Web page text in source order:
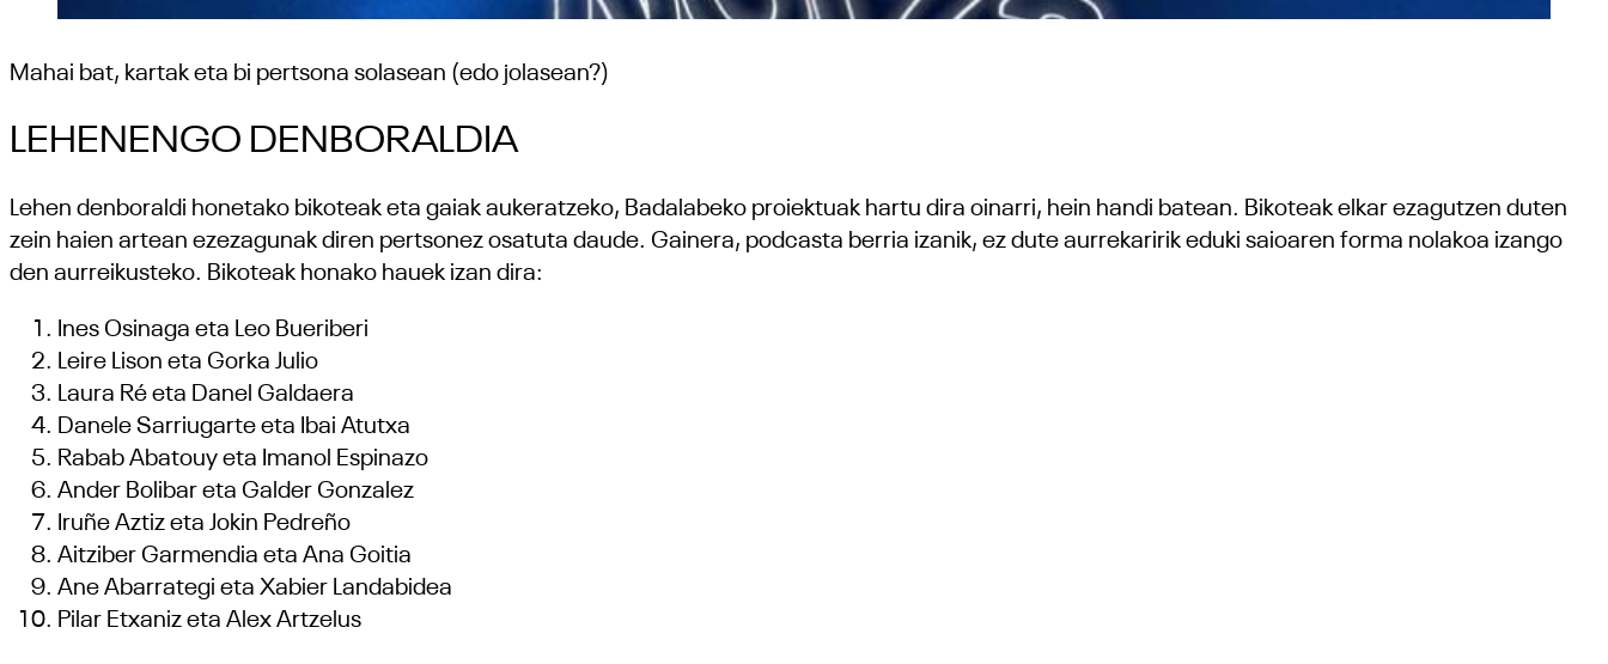
Mahai bat, kartak eta bi pertsona solasean (edo jolasean?)
LEHENENGO DENBORALDIA
Lehen denboraldi honetako bikoteak eta gaiak aukeratzeko, Badalabeko proiektuak hartu dira oinarri, hein handi batean. Bikoteak elkar ezagutzen duten
zein haien artean ezezagunak diren pertsonez osatuta daude. Gainera, podcasta berria izanik, ez dute aurrekaririk eduki saioaren forma nolakoa izango
den aurreikusteko. Bikoteak honako hauek izan dira:
Ines Osinaga eta Leo Bueriberi
Leire Lison eta Gorka Julio
Laura Ré eta Danel Galdaera
Danele Sarriugarte eta Ibai Atutxa
Rabab Abatouy eta Imanol Espinazo
Ander Bolibar eta Galder Gonzalez
Iruñe Aztiz eta Jokin Pedreño
Aitziber Garmendia eta Ana Goitia
Ane Abarrategi eta Xabier Landabidea
Pilar Etxaniz eta Alex Artzelus